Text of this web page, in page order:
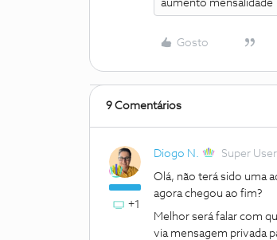
aumento mensalidade
Gosto
9 Comentários
+1
Diogo N. Super User
Olá, não terá sido uma
agora chegou ao fim?
Melhor será falar com
via mensagem privada